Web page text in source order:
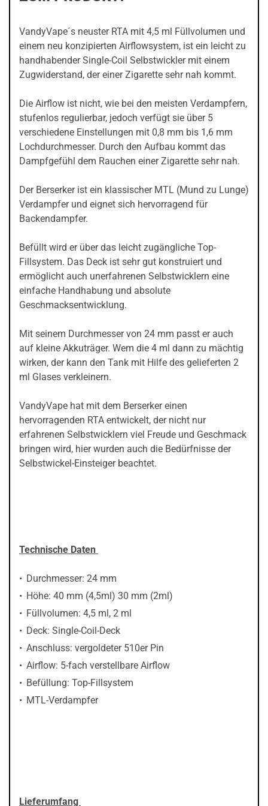
VandyVape´s neuster RTA mit 4,5 ml Füllvolumen und
einem neu konzipierten Airflowsystem, ist ein leicht zu
handhabender Single-Coil Selbstwickler mit einem
Zugwiderstand, der einer Zigarette sehr nah kommt.
Die Airflow ist nicht, wie bei den meisten Verdampfern,
stufenlos regulierbar, jedoch verfügt sie über 5
verschiedene Einstellungen mit 0,8 mm bis 1,6 mm
Lochdurchmesser. Durch den Aufbau kommt das
Dampfgefühl dem Rauchen einer Zigarette sehr nah.
Der Berserker ist ein klassischer MTL (Mund zu Lunge)
Verdampfer und eignet sich hervorragend für
Backendampfer.
Befüllt wird er über das leicht zugängliche Top-
Fillsystem. Das Deck ist sehr gut konstruiert und
ermöglicht auch unerfahrenen Selbstwicklern eine
einfache Handhabung und absolute
Geschmacksentwicklung.
Mit seinem Durchmesser von 24 mm passt er auch
auf kleine Akkuträger. Wem die 4 ml dann zu mächtig
wirken, der kann den Tank mit Hilfe des gelieferten 2
ml Glases verkleinern.
VandyVape hat mit dem Berserker einen
hervorragenden RTA entwickelt, der nicht nur
erfahrenen Selbstwicklern viel Freude und Geschmack
bringen wird, hier wurden auch die Bedürfnisse der
Selbstwickel-Einsteiger beachtet.
Technische Daten
Durchmesser: 24 mm
Höhe: 40 mm (4,5ml) 30 mm (2ml)
Füllvolumen: 4,5 ml, 2 ml
Deck: Single-Coil-Deck
Anschluss: vergoldeter 510er Pin
Airflow: 5-fach verstellbare Airflow
Befüllung: Top-Fillsystem
MTL-Verdampfer
Lieferumfang